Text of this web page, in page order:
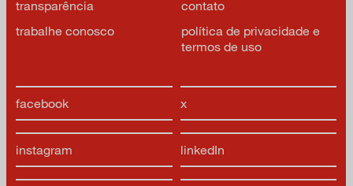
facebook x
instagram linkedIn
transparência
contato
trabalhe conosco
política de privacidade e
termos de uso